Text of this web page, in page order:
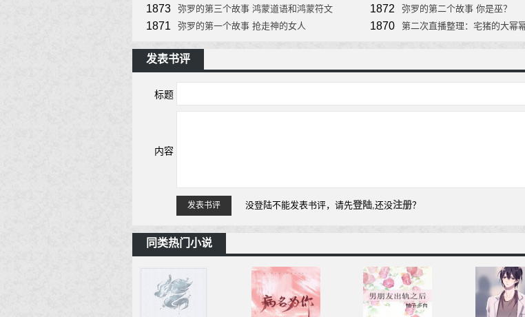
1873 弥罗的第三个故事 鸿蒙道语和鸿蒙符文 1872 弥罗的第二个故事 你是巫？
1871 弥罗的第一个故事 抢走神的女人 1870 第二次直播整理：宅猪的大幂幂
发表书评
标题
内容
发表书评 没登陆不能发表书评，请先登陆,还没注册？
同类热门小说